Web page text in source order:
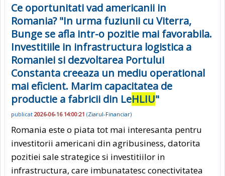
Ce oportunitati vad americanii in
Romania? "In urma fuziunii cu Viterra,
Bunge se afla intr-o pozitie mai favorabila.
Investitiile in infrastructura logistica a
Romaniei si dezvoltarea Portului
Constanta creeaza un mediu operational
mai eficient. Marim capacitatea de
productie a fabricii din LeHLIU"
publicat 2026-06-16 14:00:21 (Ziarul-Financiar)
Romania este o piata tot mai interesanta pentru
investitorii americani din agribusiness, datorita
pozitiei sale strategice si investitiilor in
infrastructura, care imbunatatesc conectivitatea